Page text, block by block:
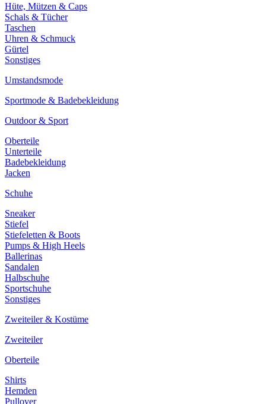
Hüte, Mützen & Caps
Schals & Tücher
Taschen
Uhren & Schmuck
Gürtel
Sonstiges
Umstandsmode
Sportmode & Badebekleidung
Outdoor & Sport
Oberteile
Unterteile
Badebekleidung
Jacken
Schuhe
Sneaker
Stiefel
Stiefeletten & Boots
Pumps & High Heels
Ballerinas
Sandalen
Halbschuhe
Sportschuhe
Sonstiges
Zweiteiler & Kostüme
Zweiteiler
Oberteile
Shirts
Hemden
Pullover